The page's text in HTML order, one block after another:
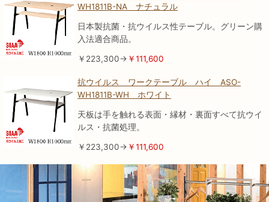
WH1811B-NA ナチュラル
日本製抗菌・抗ウイルス性テーブル。グリーン購
入法適合商品。
￥223,300→ ￥111,600
抗ウイルス ワークテーブル ハイ ASO-
WH1811B-WH ホワイト
天板は手を触れる表面・縁材・裏面すべて抗ウイ
ルス・抗菌処理。
￥223,300→ ￥111,600